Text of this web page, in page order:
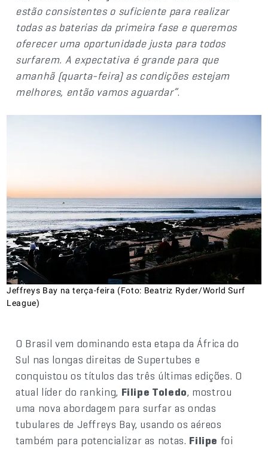
estão consistentes o suficiente para realizar
todas as baterias da primeira fase e queremos
oferecer uma oportunidade justa para todos
surfarem. A expectativa é grande para que
amanhã (quarta-feira) as condições estejam
melhores, então vamos aguardar”.
Jeffreys Bay na terça-feira (Foto: Beatriz Ryder/World Surf
League)
O Brasil vem dominando esta etapa da África do
Sul nas longas direitas de Supertubes e
conquistou os títulos das três últimas edições. O
atual líder do ranking, Filipe Toledo, mostrou
uma nova abordagem para surfar as ondas
tubulares de Jeffreys Bay, usando os aéreos
também para potencializar as notas. Filipe foi